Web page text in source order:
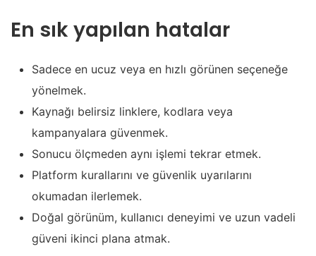
En sık yapılan hatalar
Sadece en ucuz veya en hızlı görünen seçeneğe
yönelmek.
Kaynağı belirsiz linklere, kodlara veya
kampanyalara güvenmek.
Sonucu ölçmeden aynı işlemi tekrar etmek.
Platform kurallarını ve güvenlik uyarılarını
okumadan ilerlemek.
Doğal görünüm, kullanıcı deneyimi ve uzun vadeli
güveni ikinci plana atmak.